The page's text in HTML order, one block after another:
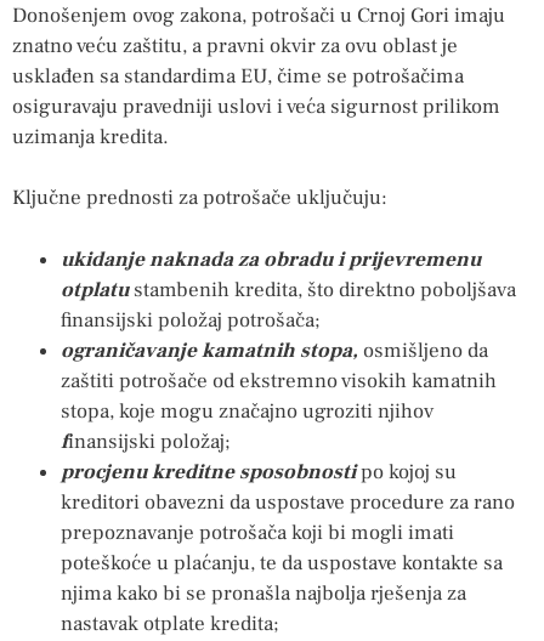
Donošenjem ovog zakona, potrošači u Crnoj Gori imaju
znatno veću zaštitu, a pravni okvir za ovu oblast je
usklađen sa standardima EU, čime se potrošačima
osiguravaju pravedniji uslovi i veća sigurnost prilikom
uzimanja kredita.
Ključne prednosti za potrošače uključuju:
ukidanje naknada za obradu i prijevremenu
otplatustambenih kredita, što direktno poboljšava
finansijski položaj potrošača;
ograničavanje kamatnih stopa, osmišljeno da
zaštiti potrošače od ekstremno visokih kamatnih
stopa, koje mogu značajno ugroziti njihov
finansijski položaj;
procjenu kreditne sposobnostipo kojoj su
kreditori obavezni da uspostave procedure za rano
prepoznavanje potrošača koji bi mogli imati
poteškoće u plaćanju, te da uspostave kontakte sa
njima kako bi se pronašla najbolja rješenja za
nastavak otplate kredita;